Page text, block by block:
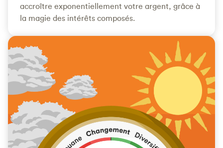
accroître exponentiellement votre argent, grâce à
la magie des intérêts composés.